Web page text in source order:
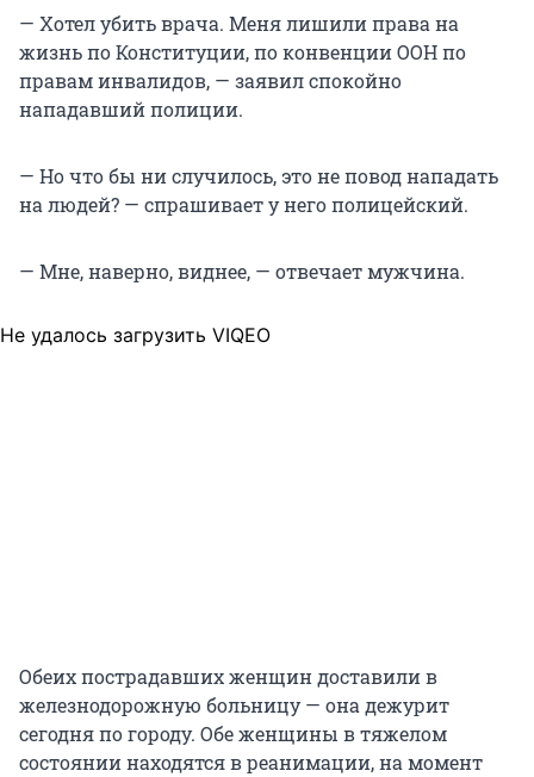
— Хотел убить врача. Меня лишили права на
жизнь по Конституции, по конвенции ООН по
правам инвалидов, — заявил спокойно
нападавший полиции.
— Но что бы ни случилось, это не повод нападать
на людей? — спрашивает у него полицейский.
— Мне, наверно, виднее, — отвечает мужчина.
Не удалось загрузить VIQEO
Обеих пострадавших женщин доставили в
железнодорожную больницу — она дежурит
сегодня по городу. Обе женщины в тяжелом
состоянии находятся в реанимации, на момент